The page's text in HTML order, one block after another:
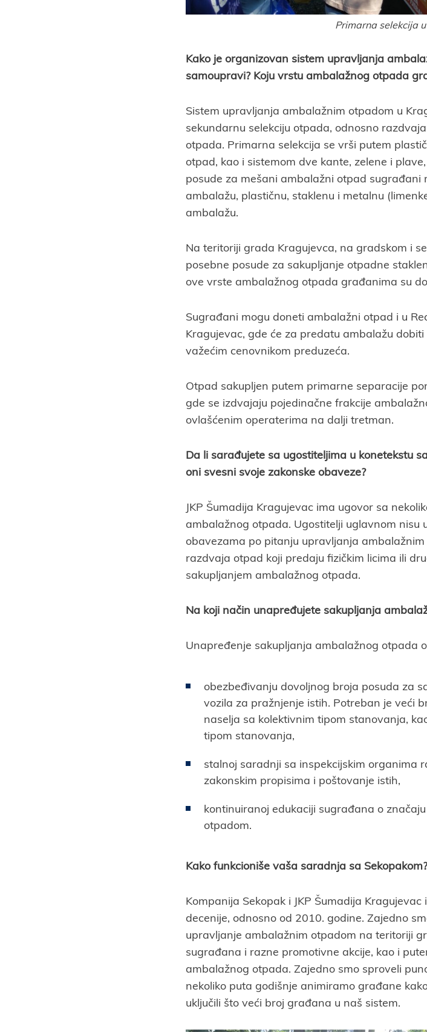
Primarna selekcija
Kako je organizovan sistem upravljanja
samoupravi? Koju vrstu ambalažnog otpada
Sistem upravljanja ambalažnim otpadom u
sekundarnu selekciju otpada, odnosno
otpada. Primarna selekcija se vrši putem
otpad, kao i sistemom dve kante, zelene i
posude za mešani ambalažni otpad sugrađani
ambalažu, plastičnu, staklenu i metalnu
ambalažu.
Na teritoriji grada Kragujevca, na gradskom i
posebne posude za sakupljanje otpadne
ove vrste ambalažnog otpada građanima su
Sugrađani mogu doneti ambalažni otpad i u
Kragujevac, gde će za predatu ambalažu
važećim cenovnikom preduzeća.
Otpad sakupljen putem primarne separacije
gde se izdvajaju pojedinačne frakcije
ovlašćenim operaterima na dalji tretman.
Da li sarađujete sa ugostiteljima u konetekstu
oni svesni svoje zakonske obaveze?
JKP Šumadija Kragujevac ima ugovor sa
ambalažnog otpada. Ugostitelji uglavnom nisu
obavezama po pitanju upravljanja
razdvaja otpad koji predaju fizičkim licima ili
sakupljanjem ambalažnog otpada.
Na koji način unapređujete sakupljanja
Unapređenje sakupljanja ambalažnog otpada
obezbeđivanju dovoljnog broja posuda za
vozila za pražnjenje istih. Potreban je veći
naselja sa kolektivnim tipom stanovanja,
tipom stanovanja,
stalnoj saradnji sa inspekcijskim organima
zakonskim propisima i poštovanje istih,
kontinuiranoj edukaciji sugrađana o
otpadom.
Kako funkcioniše vaša saradnja sa Sekopakom?
Kompanija Sekopak i JKP Šumadija
decenije, odnosno od 2010. godine. Zajedno
upravljanje ambalažnim otpadom na teritoriji
sugrađana i razne promotivne akcije, kao i
ambalažnog otpada. Zajedno smo sproveli
nekoliko puta godišnje animiramo građane
uključili što veći broj građana u naš sistem.